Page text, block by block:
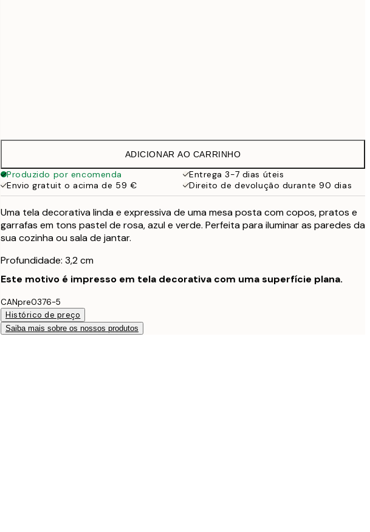
ADICIONAR AO CARRINHO
Produzido por encomenda
Entrega 3-7 dias úteis
Envio gratuit o acima de 59 €
Direito de devolução durante 90 dias
Uma tela decorativa linda e expressiva de uma mesa posta com copos, pratos e
garrafas em tons pastel de rosa, azul e verde. Perfeita para iluminar as paredes da
sua cozinha ou sala de jantar.
Profundidade: 3,2 cm
Este motivo é impresso em tela decorativa com uma superfície plana.
CANpre0376-5
Histórico de preço
Saiba mais sobre os nossos produtos